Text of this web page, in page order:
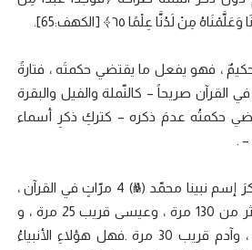
مِنْ لَدُنَّا عِلْمًا ٦٥﴾ [الكهف:65].
، فهو يفعل ما يقتضي حكمتَه ، فتارةً
صريحاً – كالنّملة والفيل والبقرة
حكمتُه عدمَ ذكره – كتركِ ذكرِ أسماء
– .
وكذلك إقتضَت حكمتُه ذكرَ إسم نبينا محمّد (ﷺ) 4 مرّاتٍ في القرآن ،
بينما ذُكرَ إسم موسى أكثر من 130 مرة ، وعيسى قريب 25 مرة ، و
إبراهيم أكثر من 60 مرة ، وآدم قريب 30 مرة .فهل هؤلاءِ الأنبياءُ